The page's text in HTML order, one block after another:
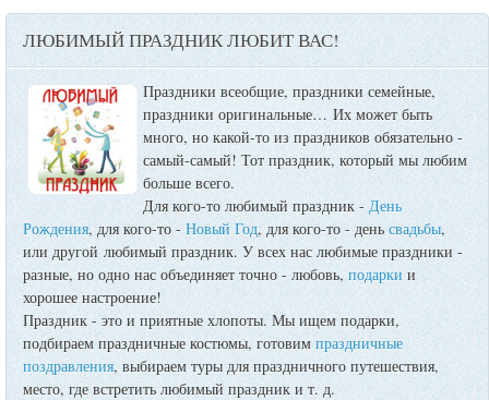
ЛЮБИМЫЙ ПРАЗДНИК ЛЮБИТ ВАС!
Праздники всеобщие, праздники семейные,
праздники оригинальные… Их может быть
много, но какой-то из праздников обязательно -
самый-самый! Тот праздник, который мы любим
больше всего.
Для кого-то любимый праздник - День
Рождения, для кого-то -Новый Год, для кого-то - деньсвадьбы,
или другой любимый праздник. У всех нас любимые праздники -
разные, но одно нас объединяет точно - любовь,подаркии
хорошее настроение!
Праздник - это и приятные хлопоты. Мы ищем подарки,
подбираем праздничные костюмы, готовимпраздничные
поздравления, выбираем туры для праздничного путешествия,
место, где встретить любимый праздник и т. д.